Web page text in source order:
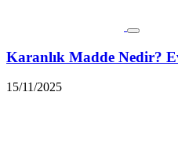
Karanlık Madde Nedir?
15/11/2025